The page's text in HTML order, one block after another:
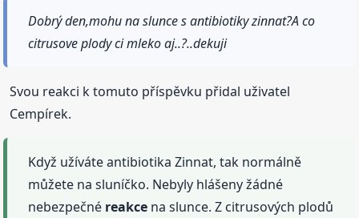
Dobrý den,mohu na slunce s antibiotiky zinnat?A co
citrusove plody ci mleko aj..?..dekuji
Svou reakci k tomuto příspěvku přidal uživatel
Cempírek.
Když užíváte antibiotika Zinnat, tak normálně
můžete na sluníčko. Nebyly hlášeny žádné
nebezpečné reakce na slunce. Z citrusových plodů